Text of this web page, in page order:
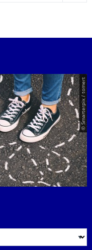
© Smarterpix / tomert